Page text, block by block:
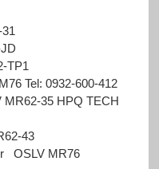
TP1
Tel: 0932-600-412
35 HPQ TECH
43
OSLV MR76